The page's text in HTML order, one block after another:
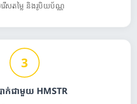
ើសតម្លៃ និងរូបិយប័ណ្ណ
3
ក់ជាមួយ HMSTR